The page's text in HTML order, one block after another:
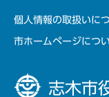
個人情報の取扱いに
市ホームページにつ
志木市